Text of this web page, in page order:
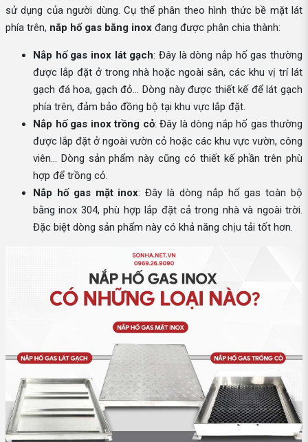
sử dụng của người dùng. Cụ thể phân theo hình thức bề mặt lát
phía trên, nắp hố gas bằng inox đang được phân chia thành:
Nắp hố gas inox lát gạch: Đây là dòng nắp hố gas thường
được lắp đặt ở trong nhà hoặc ngoài sân, các khu vị trí lát
gạch đá hoa, gạch đỏ… Dòng này được thiết kế để lát gạch
phía trên, đảm bảo đồng bộ tại khu vực lắp đặt.
Nắp hố gas inox trồng cỏ: Đây là dòng nắp hố gas thường
được lắp đặt ở ngoài vườn cỏ hoặc các khu vực vườn, công
viên… Dòng sản phẩm này cũng có thiết kế phần trên phù
hợp để trồng cỏ.
Nắp hố gas mặt inox: Đây là dòng nắp hố gas toàn bộ
bằng inox 304, phù hợp lắp đặt cả trong nhà và ngoài trời.
Đặc biệt dòng sản phẩm này có khả năng chịu tải tốt hơn.